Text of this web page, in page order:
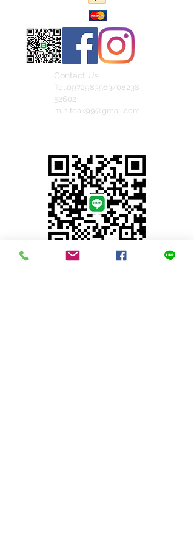
Contact Us
Tel.0972983563/08238
52602
miniteak99@gmail.com